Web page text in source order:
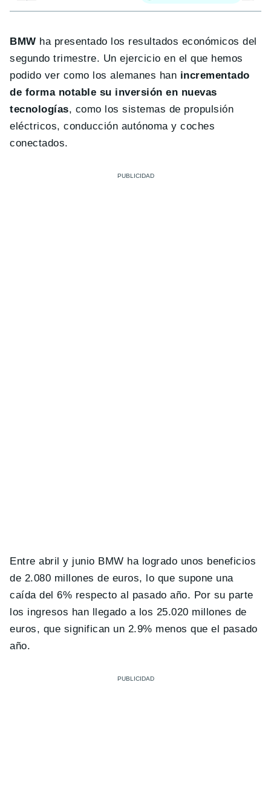
BMW ha presentado los resultados económicos del
segundo trimestre. Un ejercicio en el que hemos
podido ver como los alemanes han incrementado
de forma notable su inversión en nuevas
tecnologías, como los sistemas de propulsión
eléctricos, conducción autónoma y coches
conectados.
Entre abril y junio BMW ha logrado unos beneficios
de 2.080 millones de euros, lo que supone una
caída del 6% respecto al pasado año. Por su parte
los ingresos han llegado a los 25.020 millones de
euros, que significan un 2.9% menos que el pasado
año.